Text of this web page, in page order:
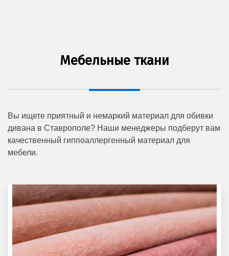
Мебельные ткани
Вы ищете приятный и немаркий материал для обивки
дивана в Ставрополе? Наши менеджеры подберут вам
качественный гиппоаллергенный материал для
мебели.